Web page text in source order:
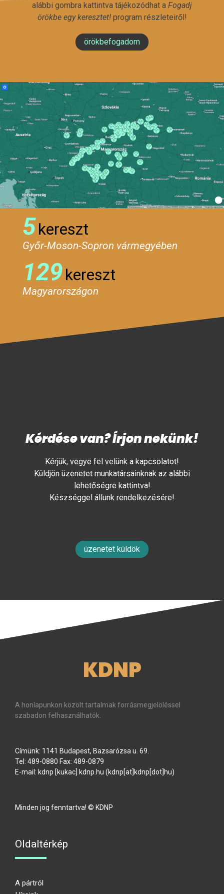
alábbi gombra kattintva tájékozódhat a Fogadj
örökbe egy keresztet!program részleteiről!
örökbefogadom
5kereszt
Győr-Moson-Sopron vármegyében
129kereszt
Magyarországon
Kérdése van? Írjon nekünk!
Kérjük, vegye fel velünk a kapcsolatot!
Küldjön üzenetet munkatársainknak az alábbi
lehetőségre kattintva!
Készséggel állunk rendelkezésére!
üzenetet küldök
KDNP
A honlapunkon közölt tartalmak forrásmegjelöléssel
szabadon felhasználhatók.
Címünk: 1141 Budapest, Bazsarózsa u. 69.
Tel: 489-0880 Fax: 489-0879
E-mail: kdnp [kukac] kdnp hu (kdnp[at]kdnp[dot]hu)
Minden jog fenntartva! © KDNP
Oldaltérkép
A pártról